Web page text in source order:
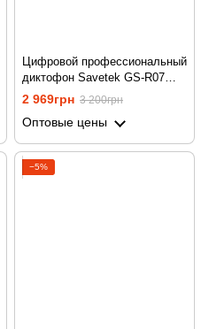
Цифровой профессиональный
диктофон Savetek GS-R07
для записи голоса, 16 Гб
памяти, стерео, SD до 64 Гб
2 969грн 3 200грн
Оптовые цены
−5%